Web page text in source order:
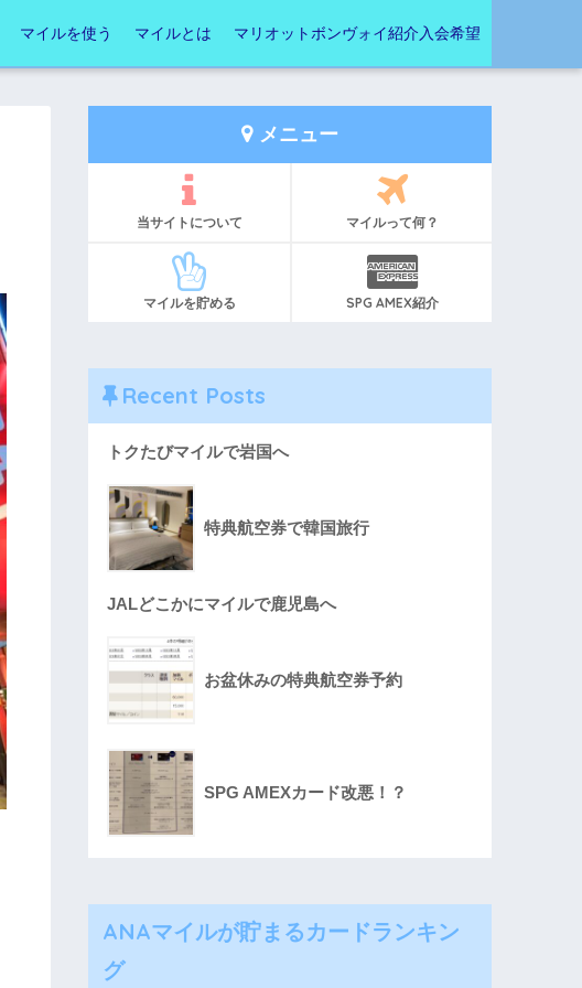
マイルを使う マイルとは マリオットボンヴォイ紹介入会希望
メニュー
当サイトについて マイルって何？
マイルを貯める SPG AMEX紹介
Recent Posts
トクたびマイルで岩国へ
特典航空券で韓国旅行
JALどこかにマイルで鹿児島へ
お盆休みの特典航空券予約
SPG AMEXカード改悪！？
ANAマイルが貯まるカードランキン
グ